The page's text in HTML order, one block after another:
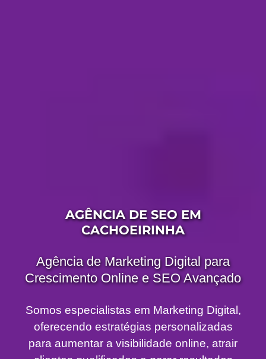
AGÊNCIA DE SEO EM
CACHOEIRINHA
Agência de Marketing Digital para
Crescimento Online e SEO Avançado
Somos especialistas em Marketing Digital,
oferecendo estratégias personalizadas
para aumentar a visibilidade online, atrair